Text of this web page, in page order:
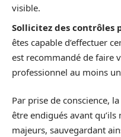
visible.
Sollicitez des contrôles
êtes capable d’effectuer
est recommandé de faire
professionnel au moins
Par prise de conscience,
être endigués avant
majeurs, sauvegardant